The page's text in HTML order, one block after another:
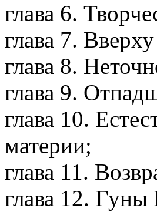
глава 6.
глава 7.
глава 8.
глава 9.
глава 10.
материи;
глава 11.
глава 12. Гуны